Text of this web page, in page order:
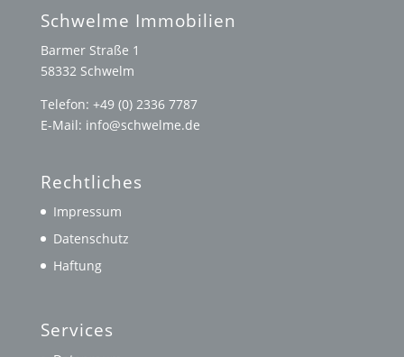
Schwelme Immobilien
Barmer Straße 1
58332 Schwelm
Telefon: +49 (0) 2336 7787
E-Mail: info@schwelme.de
Rechtliches
Impressum
Datenschutz
Haftung
Services